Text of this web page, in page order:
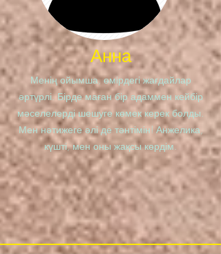
Анна
Менің ойымша, өмірдегі жағдайлар
әртүрлі. Бірде маған бір адаммен кейбір
мәселелерді шешуге көмек керек болды.
Мен нәтижеге әлі де тәнтімін! Анжелика,
күшті, мен оны жақсы көрдім.